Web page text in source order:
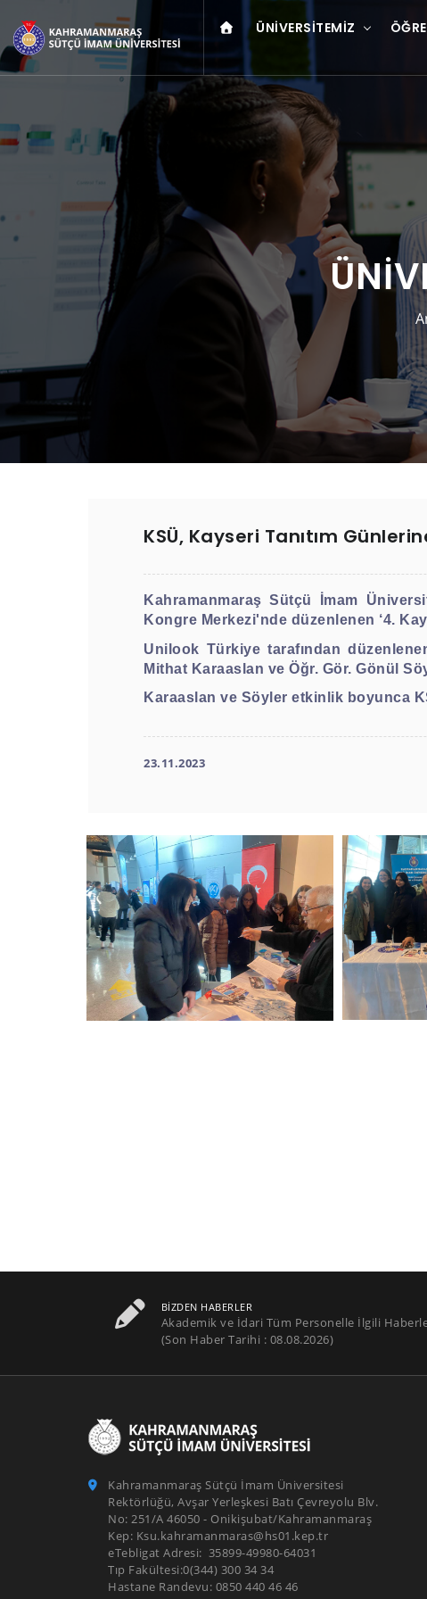
ÜNIVERSITEMIZ
KSÜ, Kayseri Tanıtım
Kahramanmaraş Sütçü İmam
Kongre Merkezi'nde düzenlenen ‘4.
Unilook Türkiye tarafından
Mithat Karaaslan ve Öğr. Gör. Gönül
Karaaslan ve Söyler etkinlik boyunca
23.11.2023
BIZDEN HABERLER
Akademik ve İdari Tüm Personelle İlgili
(Son Haber Tarihi : 08.08.2026)
Kahramanmaraş Sütçü İmam Üniversitesi
Rektörlüğü, Avşar Yerleşkesi Batı Çevreyolu Blv.
No: 251/A 46050 - Onikişubat/Kahramanmaraş
Kep: Ksu.kahramanmaras@hs01.kep.tr
eTebligat Adresi: 35899-49980-64031
Tıp Fakültesi:0(344) 300 34 34
Hastane Randevu: 0850 440 46 46